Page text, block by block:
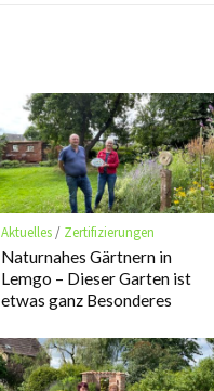
Aktuelles/ Zertifizierungen
Naturnahes Gärtnern in
Lemgo – Dieser Garten ist
etwas ganz Besonderes